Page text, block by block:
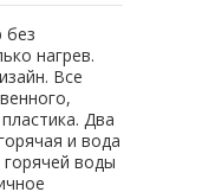
без
нагрев.
Все
Два
и вода
воды